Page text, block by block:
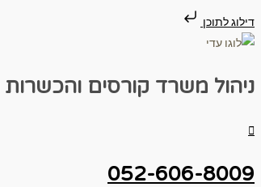
דילוג לתוכן
ניהול משרד קורסים והכשרות
052-606-8009